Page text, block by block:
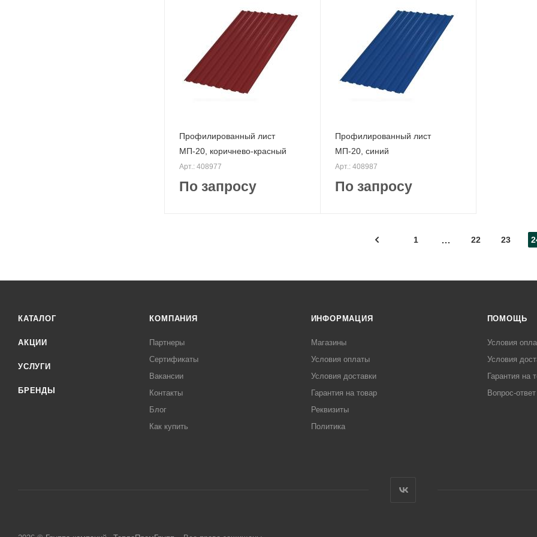
Профилированный лист
МП-20, коричнево-красный
Арт.: 408977
По запросу
Профилированный лист
МП-20, синий
Арт.: 408987
По запросу
1 22 23
КАТАЛОГ
АКЦИИ
УСЛУГИ
БРЕНДЫ
КОМПАНИЯ
Партнеры
Сертификаты
Вакансии
Контакты
Блог
Как купить
ИНФОРМАЦИЯ
Магазины
Условия оплаты
Условия доставки
Гарантия на товар
Реквизиты
Политика
ПОМОЩЬ
Условия
Условия
Гарантия на
Вопрос-ответ